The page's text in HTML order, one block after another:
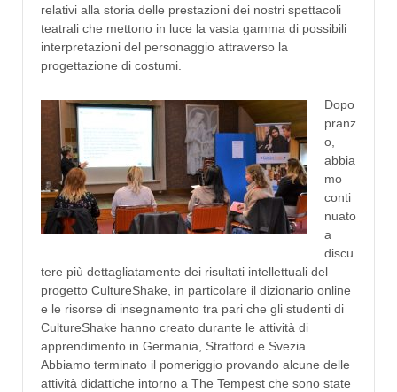
relativi alla storia delle prestazioni dei nostri spettacoli
teatrali che mettono in luce la vasta gamma di possibili
interpretazioni del personaggio attraverso la
progettazione di costumi.
Dopo
pranz
o,
abbia
mo
conti
nuato
a
discu
tere più dettagliatamente dei risultati intellettuali del
progetto CultureShake, in particolare il dizionario online
e le risorse di insegnamento tra pari che gli studenti di
CultureShake hanno creato durante le attività di
apprendimento in Germania, Stratford e Svezia.
Abbiamo terminato il pomeriggio provando alcune delle
attività didattiche intorno a The Tempest che sono state